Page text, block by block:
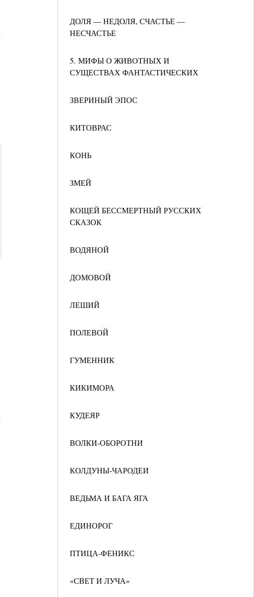
ДОЛЯ — НЕДОЛЯ, СЧАСТЬЕ —
НЕСЧАСТЬЕ
5. МИФЫ О ЖИВОТНЫХ И
СУЩЕСТВАХ ФАНТАСТИЧЕСКИХ
ЗВЕРИНЫЙ ЭПОС
КИТОВРАС
КОНЬ
ЗМЕЙ
КОЩЕЙ БЕССМЕРТНЫЙ РУССКИХ
СКАЗОК
ВОДЯНОЙ
ДОМОВОЙ
ЛЕШИЙ
ПОЛЕВОЙ
ГУМЕННИК
КИКИМОРА
КУДЕЯР
ВОЛКИ-ОБОРОТНИ
КОЛДУНЫ-ЧАРОДЕИ
ВЕДЬМА И БАГА ЯГА
ЕДИНОРОГ
ПТИЦА-ФЕНИКС
«СВЕТ И ЛУЧА»